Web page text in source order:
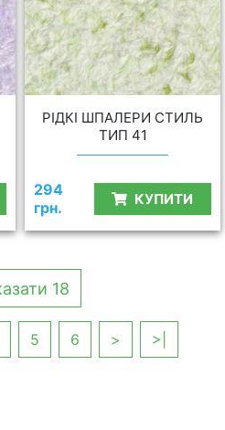
РІДКІ ШПАЛЕРИ СТИЛЬ
ТИП 41
294
грн.
КУПИТИ
Показати 18
5 6 > >|